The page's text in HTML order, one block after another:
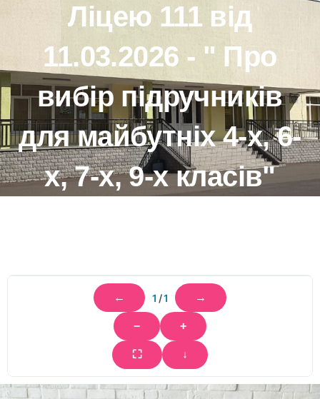
Ліцею 111 від
11.03.2026 - " Про
вибір підручників
для майбутніх 4-х, 6-
х, 7-х, 9-х класів"
− +
← 1 /1 →
⛶ ↓